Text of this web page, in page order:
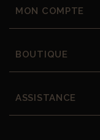
MON COMPTE
BOUTIQUE
ASSISTANCE